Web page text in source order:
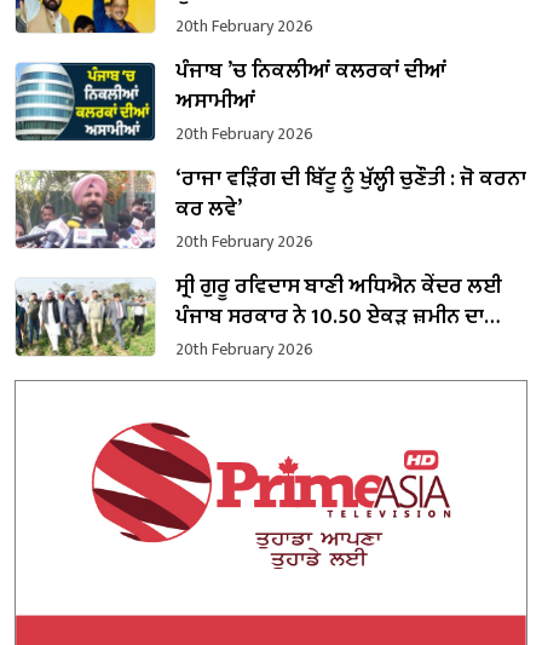
20th February 2026
ਪੰਜਾਬ ’ਚ ਨਿਕਲੀਆਂ ਕਲਰਕਾਂ ਦੀਆਂ
ਅਸਾਮੀਆਂ
20th February 2026
‘ਰਾਜਾ ਵੜਿੰਗ ਦੀ ਬਿੱਟੂ ਨੂੰ ਖੁੱਲ੍ਹੀ ਚੁਣੌਤੀ : ਜੋ ਕਰਨਾ
ਕਰ ਲਵੇ’
20th February 2026
ਸ੍ਰੀ ਗੁਰੂ ਰਵਿਦਾਸ ਬਾਣੀ ਅਧਿਐਨ ਕੇਂਦਰ ਲਈ
ਪੰਜਾਬ ਸਰਕਾਰ ਨੇ 10.50 ਏਕੜ ਜ਼ਮੀਨ ਦਾ
ਕਬਜ਼ਾ ਲਿਆ
20th February 2026